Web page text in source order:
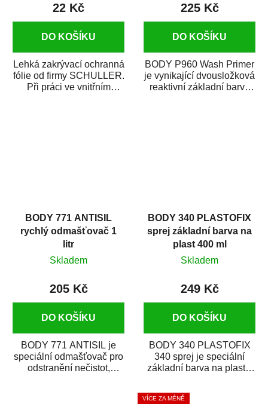
22 Kč
DO KOŠÍKU
Lehká zakrývací ochranná
fólie od firmy SCHULLER.
Při práci ve vnitřním
225 Kč
DO KOŠÍKU
BODY P960 Wash Primer
je vynikající dvousložková
reaktivní základní barva
BODY 771 ANTISIL
rychlý odmašťovač 1
litr
Skladem
205 Kč
DO KOŠÍKU
BODY 771 ANTISIL je
speciální odmašťovač pro
odstranění nečistot,
BODY 340 PLASTOFIX
sprej základní barva na
plast 400 ml
Skladem
249 Kč
DO KOŠÍKU
BODY 340 PLASTOFIX
340 sprej je speciální
základní barva na plasty,
vrchních...
VÍCE ZA MÉNĚ